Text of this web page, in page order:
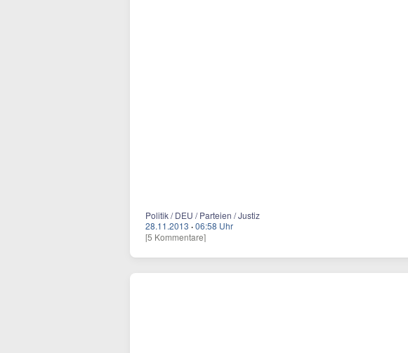
Politik / DEU / Parteien / Justiz
28.11.2013 ·06:58 Uhr
[5 Kommentare]